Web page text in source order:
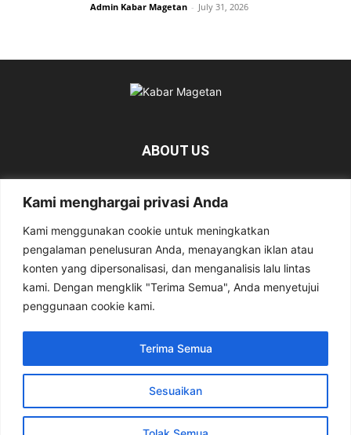
Kami menghargai privasi Anda
Kami menggunakan cookie untuk meningkatkan
pengalaman penelusuran Anda, menayangkan iklan atau
konten yang dipersonalisasi, dan menganalisis lalu lintas
kami. Dengan mengklik "Terima Semua", Anda menyetujui
penggunaan cookie kami.
Sesuaikan
Terima Semua
Admin Kabar Magetan - July 31, 2026
ABOUT US
berita tentang Magetan yang bersumber dari berbagai
Contact us:kabarmagetan@gmail.com
FOLLOW US
Tentang Kami Pedoman Media Siber Privacy Policy Kirim Berita